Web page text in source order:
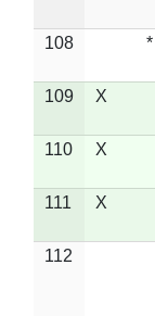
108 *
109 X
110 X
111 X
112